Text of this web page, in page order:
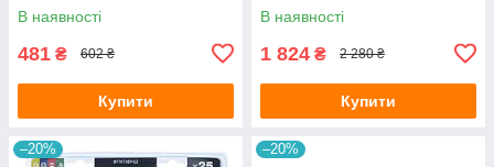
В наявності
481 ₴ 602 ₴
Купити
В наявності
1 824 ₴ 2 280 ₴
Купити
–20% –20%